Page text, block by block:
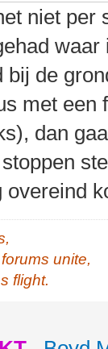
niet per
bij de
met een
dan
overeind
unite,
flight.